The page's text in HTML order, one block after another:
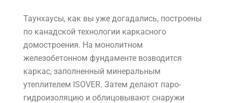
Таунхаусы, как вы уже догадались, построены
по канадской технологии каркасного
домостроения. На монолитном
железобетонном фундаменте возводится
каркас, заполненный минеральным
утеплителем ISOVER. Затем делают паро-
гидроизоляцию и облицовывают снаружи